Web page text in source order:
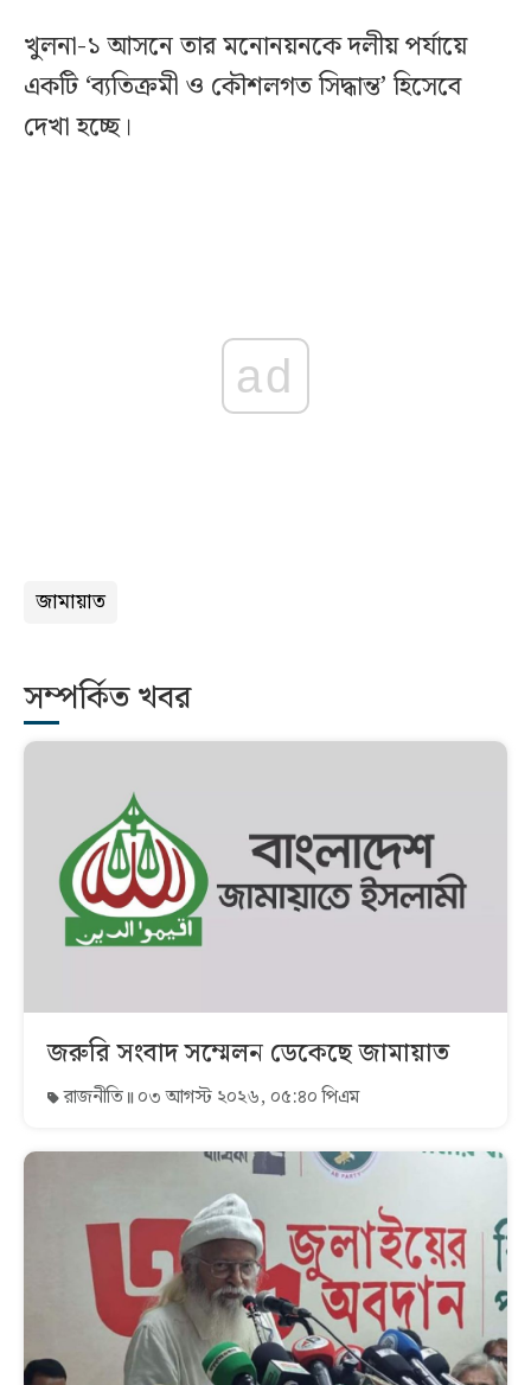
খুলনা-১ আসনে তার মনোনয়নকে দলীয় পর্যায়ে
একটি ‘ব্যতিক্রমী ও কৌশলগত সিদ্ধান্ত’ হিসেবে
দেখা হচ্ছে।
ad
জামায়াত
সম্পর্কিত খবর
জরুরি সংবাদ সম্মেলন ডেকেছে জামায়াত
রাজনীতি ০৩ আগস্ট ২০২৬, ০৫:৪০ পিএম